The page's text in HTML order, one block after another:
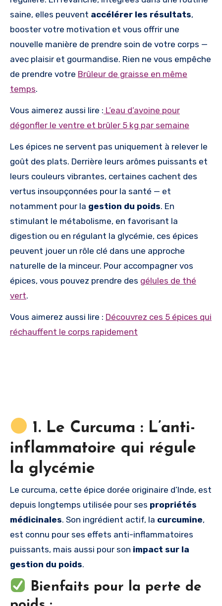
saine, elles peuvent accélérer les résultats,
booster votre motivation et vous offrir une
nouvelle manière de prendre soin de votre corps —
avec plaisir et gourmandise. Rien ne vous empêche
de prendre votre Brûleur de graisse en même
temps.
Vous aimerez aussi lire : L’eau d’avoine pour
dégonfler le ventre et brûler 5 kg par semaine
Les épices ne servent pas uniquement à relever le
goût des plats. Derrière leurs arômes puissants et
leurs couleurs vibrantes, certaines cachent des
vertus insoupçonnées pour la santé — et
notamment pour la gestion du poids. En
stimulant le métabolisme, en favorisant la
digestion ou en régulant la glycémie, ces épices
peuvent jouer un rôle clé dans une approche
naturelle de la minceur. Pour accompagner vos
épices, vous pouvez prendre des gélules de thé
vert.
Vous aimerez aussi lire : Découvrez ces 5 épices qui
réchauffent le corps rapidement
1. Le Curcuma : L’anti-
inflammatoire qui régule
la glycémie
Le curcuma, cette épice dorée originaire d’Inde, est
depuis longtemps utilisée pour ses propriétés
médicinales. Son ingrédient actif, la curcumine,
est connu pour ses effets anti-inflammatoires
puissants, mais aussi pour son impact sur la
gestion du poids.
Bienfaits pour la perte de